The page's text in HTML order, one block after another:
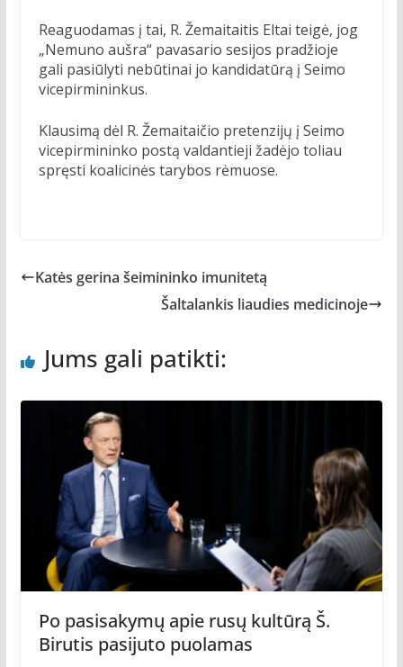
Reaguodamas į tai, R. Žemaitaitis Eltai teigė, jog
„Nemuno aušra“ pavasario sesijos pradžioje
gali pasiūlyti nebūtinai jo kandidatūrą į Seimo
vicepirmininkus.
Klausimą dėl R. Žemaitaičio pretenzijų į Seimo
vicepirmininko postą valdantieji žadėjo toliau
spręsti koalicinės tarybos rėmuose.
Katės gerina šeimininko imunitetą
Šaltalankis liaudies medicinoje
Jums gali patikti:
Po pasisakymų apie rusų kultūrą Š.
Birutis pasijuto puolamas